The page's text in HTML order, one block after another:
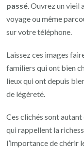
passé . Ouvrez un
voyage ou même
sur votre téléphone.
Laissez ces images
familiers qui ont bien
lieux qui ont depuis
de légèreté.
Ces clichés sont
qui rappellent la
l’importance de chérir